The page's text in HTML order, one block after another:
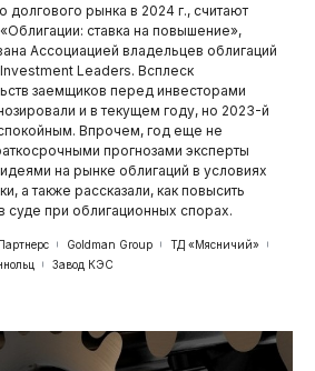
долгового рынка в 2024 г., считают
ставка на повышение»,
Ассоциацией владельцев облигаций
Leaders. Всплеск
заемщиков перед инвесторами
и в текущем году, но 2023-й
Впрочем, год еще не
прогнозами эксперты
на рынке облигаций в условиях
а также рассказали, как повысить
суде при облигационных спорах.
Goldman Group
ТД «Мясничий»
Завод КЭС